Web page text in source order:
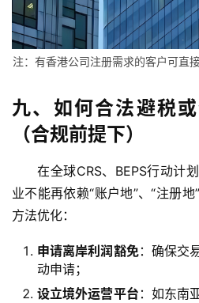
牌
照
问
社
区
态
合
伙
专
注：有香港公司注册需求的客户可
九、如何合法避税
（合规前提下）
在全球CRS、BEPS行动计
业不能再依赖“账户地”、“注册
方法优化：
申请离岸利润豁免：确保交
动申请；
设立境外运营平台 ：如东南